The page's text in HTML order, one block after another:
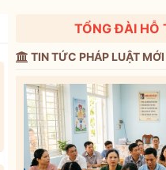
TỔNG ĐÀI
TIN TỨC PHÁP LUẬT